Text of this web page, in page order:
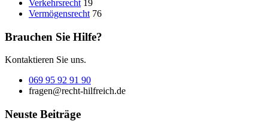
Verkehrsrecht 19
Vermögensrecht 76
Brauchen Sie Hilfe?
Kontaktieren Sie uns.
069 95 92 91 90
fragen@recht-hilfreich.de
Neuste Beiträge